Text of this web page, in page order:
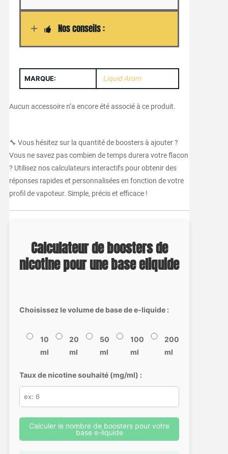
Nos conseils :
MARQUE: Liquid Arom
Aucun accessoire n’a encore été associé à ce produit.
🔧 Vous hésitez sur la quantité de boosters à ajouter ?
Vous ne savez pas combien de temps durera votre flacon
? Utilisez nos calculateurs interactifs pour obtenir des
réponses rapides et personnalisées en fonction de votre
profil de vapoteur. Simple, précis et efficace !
Calculateur de boosters de
nicotine pour une base eliquide
Choisissez le volume de base de e-liquide :
10
ml
20
ml
50
ml
100
ml
200
ml
Taux de nicotine souhaité (mg/ml) :
Calculer le nombre de boosters pour votre
base e-liquide